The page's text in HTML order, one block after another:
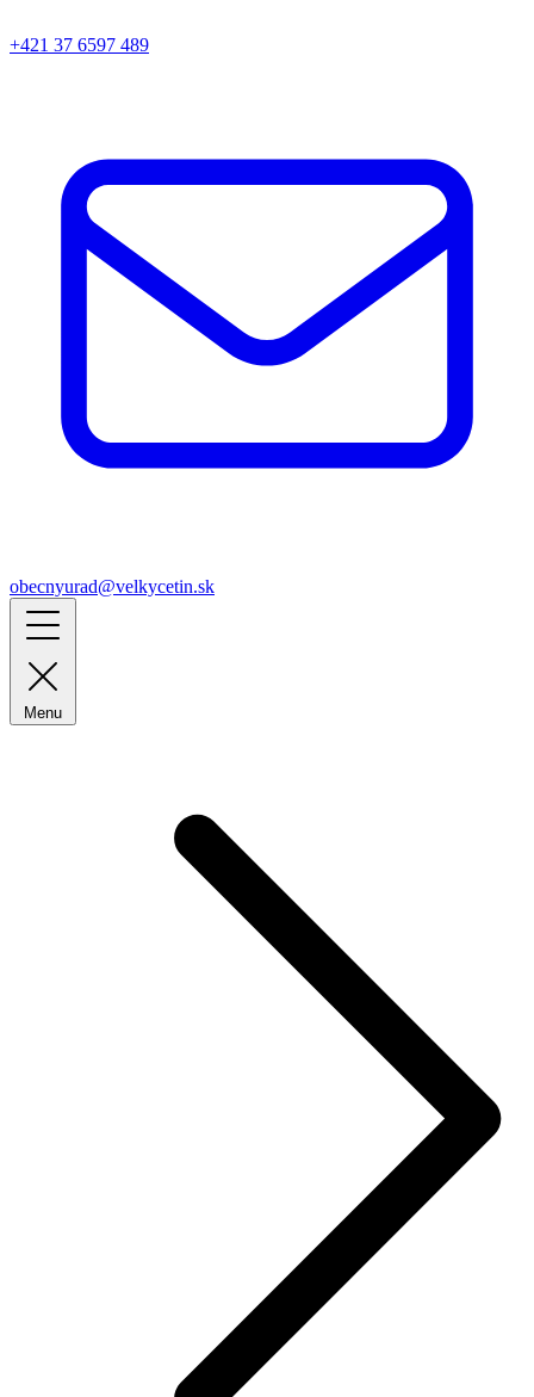
+421 37 6597 489
obecnyurad@velkycetin.sk
Menu